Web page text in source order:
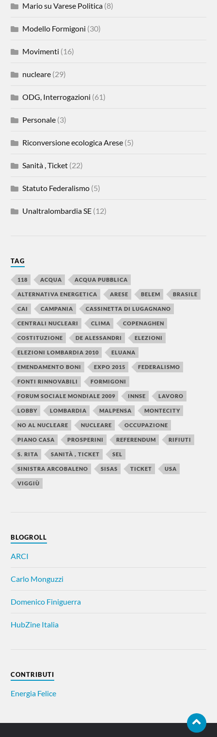
Mario su Varese Politica (8)
Modello Formigoni (30)
Movimenti (16)
nucleare (29)
ODG, Interrogazioni (61)
Personale (3)
Riconversione ecologica Arese (5)
Sanità , Ticket (22)
Statuto Federalismo (5)
Unaltralombardia SE (12)
TAG
118 ACQUA ACQUA PUBBLICA
ALTERNATIVA ENERGETICA ARESE BELEM BRASILE
CAI CAMPANIA CASSINETTA DI LUGAGNANO
CENTRALI NUCLEARI CLIMA COPENAGHEN
COSTITUZIONE DE ALESSANDRI ELEZIONI
ELEZIONI LOMBARDIA 2010 ELUANA
EMENDAMENTO BONI EXPO 2015 FEDERALISMO
FONTI RINNOVABILI FORMIGONI
FORUM SOCIALE MONDIALE 2009 INNSE LAVORO
LOBBY LOMBARDIA MALPENSA MONTECITY
NO AL NUCLEARE NUCLEARE OCCUPAZIONE
PIANO CASA PROSPERINI REFERENDUM RIFIUTI
S. RITA SANITÀ , TICKET SEL
SINISTRA ARCOBALENO SISAS TICKET USA
VIGGIÙ
BLOGROLL
ARCI
Carlo Monguzzi
Domenico Finiguerra
HubZine Italia
CONTRIBUTI
Energia Felice